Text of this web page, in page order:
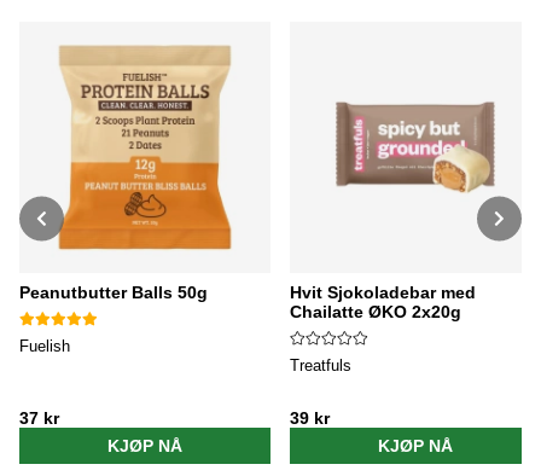
Peanutbutter Balls 50g
Fuelish
37 kr
KJØP NÅ
Hvit Sjokoladebar med
Chailatte ØKO 2x20g
Treatfuls
39 kr
KJØP NÅ